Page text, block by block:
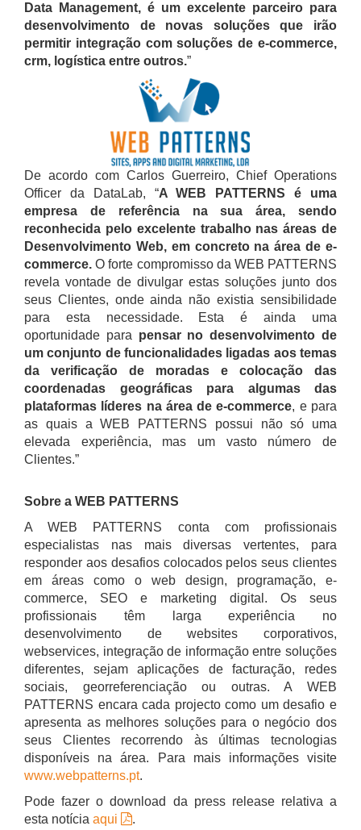
Data Management, é um excelente parceiro para
desenvolvimento de novas soluções que irão
permitir integração com soluções de e-commerce,
crm, logística entre outros.”
De acordo com Carlos Guerreiro, Chief Operations
Officer da DataLab, “A WEB PATTERNS é uma
empresa de referência na sua área, sendo
reconhecida pelo excelente trabalho nas áreas de
Desenvolvimento Web, em concreto na área de e-
commerce. O forte compromisso da WEB PATTERNS
revela vontade de divulgar estas soluções junto dos
seus Clientes, onde ainda não existia sensibilidade
para esta necessidade. Esta é ainda uma
oportunidade para pensar no desenvolvimento de
um conjunto de funcionalidades ligadas aos temas
da verificação de moradas e colocação das
coordenadas geográficas para algumas das
plataformas líderes na área de e-commerce, e para
as quais a WEB PATTERNS possui não só uma
elevada experiência, mas um vasto número de
Clientes.”
Sobre a WEB PATTERNS
A WEB PATTERNS conta com profissionais
especialistas nas mais diversas vertentes, para
responder aos desafios colocados pelos seus clientes
em áreas como o web design, programação, e-
commerce, SEO e marketing digital. Os seus
profissionais têm larga experiência no
desenvolvimento de websites corporativos,
webservices, integração de informação entre soluções
diferentes, sejam aplicações de facturação, redes
sociais, georreferenciação ou outras. A WEB
PATTERNS encara cada projecto como um desafio e
apresenta as melhores soluções para o negócio dos
seus Clientes recorrendo às últimas tecnologias
disponíveis na área. Para mais informações visite
www.webpatterns.pt.
Pode fazer o download da press release relativa a
esta notícia aqui .